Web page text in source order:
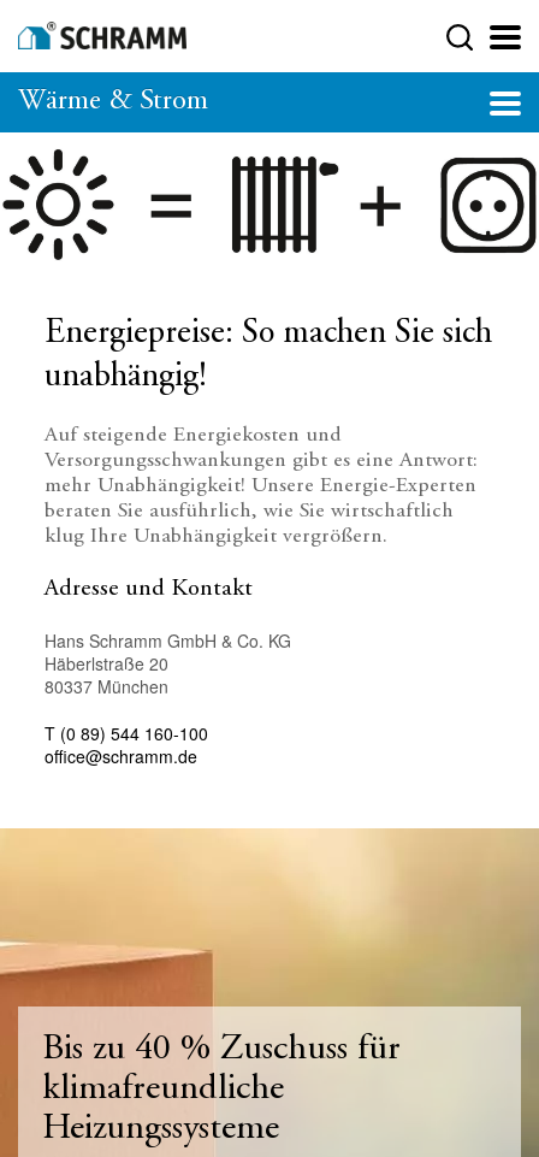
Wärme & Strom
Energiepreise: So machen Sie sich
unabhängig!
Auf steigende Energiekosten und
Versorgungsschwankungen gibt es eine Antwort:
mehr Unabhängigkeit! Unsere Energie-Experten
beraten Sie ausführlich, wie Sie wirtschaftlich
klug Ihre Unabhängigkeit vergrößern.
Adresse und Kontakt
Hans Schramm GmbH & Co. KG
Häberlstraße 20
80337 München
T (0 89) 544 160-100
office@schramm.de
Bis zu 40 % Zuschuss für
klimafreundliche
Heizungssysteme